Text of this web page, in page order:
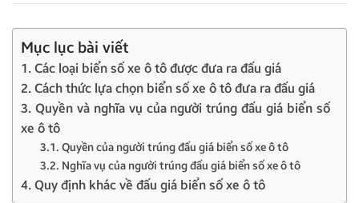
Mục lục bài viết
1. Các loại biển số xe ô tô được đưa ra đấu giá
2. Cách thức lựa chọn biển số xe ô tô đưa ra đấu giá
3. Quyền và nghĩa vụ của người trúng đấu giá biển số
xe ô tô
3.1. Quyền của người trúng đấu giá biển số xe ô tô
3.2. Nghĩa vụ của người trúng đấu giá biển số xe ô tô
4. Quy định khác về đấu giá biển số xe ô tô